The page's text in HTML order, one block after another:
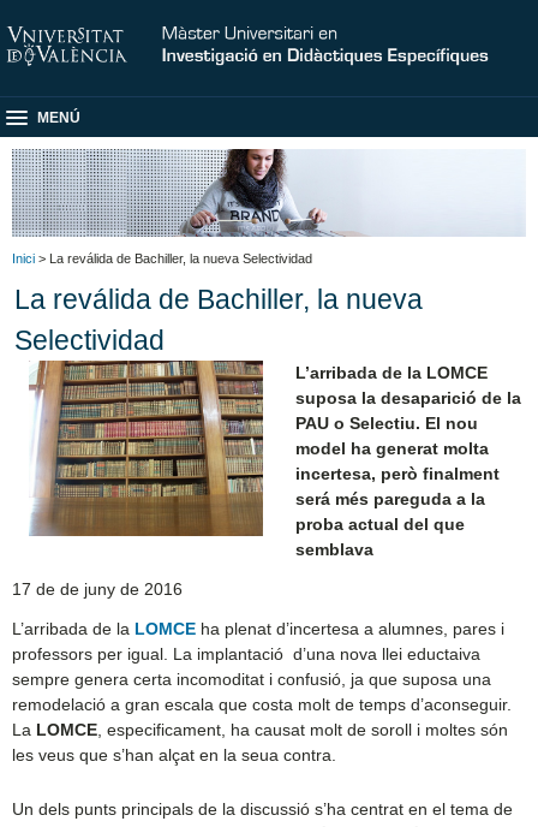
MENÚ
Inici > La reválida de Bachiller, la nueva Selectividad
La reválida de Bachiller, la nueva
Selectividad
L’arribada de la LOMCE
suposa la desaparició de la
PAU o Selectiu. El nou
model ha generat molta
incertesa, però finalment
será més pareguda a la
proba actual del que
semblava
17 de de juny de 2016
L’arribada de la LOMCE ha plenat d’incertesa a alumnes, pares i
professors per igual. La implantació d’una nova llei eductaiva
sempre genera certa incomoditat i confusió, ja que suposa una
remodelació a gran escala que costa molt de temps d’aconseguir.
La LOMCE , especificament, ha causat molt de soroll i moltes són
les veus que s’han alçat en la seua contra.
Un dels punts principals de la discussió s’ha centrat en el tema de